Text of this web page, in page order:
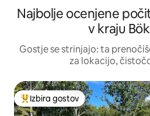
Najbolje ocenjene
v kraju
Gostje se strinjajo: ta
za lokacijo,
Najbolj priljubljena prenočišča z
Izbira gostov